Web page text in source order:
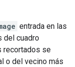
entrada en las
del cuadro
recortados se
o del vecino más